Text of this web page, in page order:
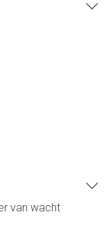
van wacht